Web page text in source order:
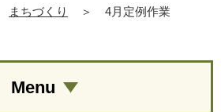
まちづくり ＞
4月定例作業
Menu